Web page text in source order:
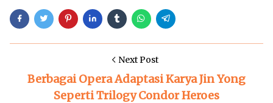
Next Post
Berbagai Opera Adaptasi Karya Jin Yong
Seperti Trilogy Condor Heroes